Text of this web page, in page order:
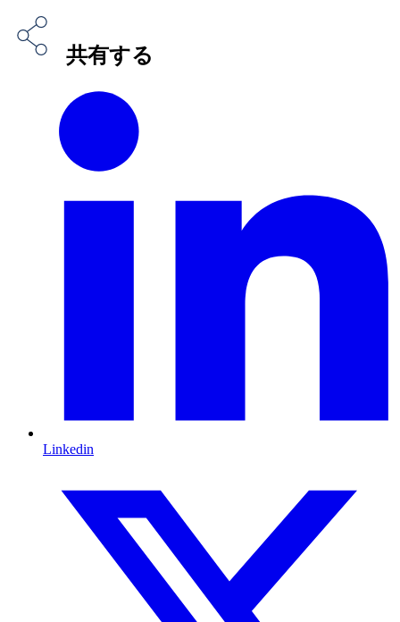
共有する
Linkedin